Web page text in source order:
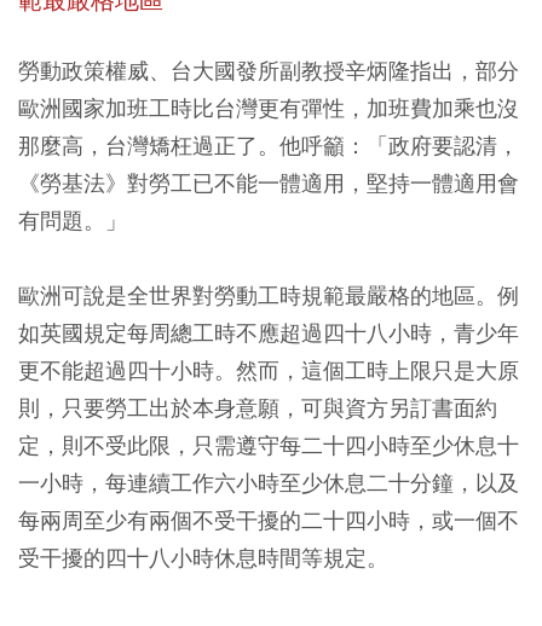
勞動政策權威、台大國發所副教授辛炳隆指出，部分
歐洲國家加班工時比台灣更有彈性，加班費加乘也沒
那麼高，台灣矯枉過正了。他呼籲：「政府要認清，
《勞基法》對勞工已不能一體適用，堅持一體適用會
有問題。」
歐洲可說是全世界對勞動工時規範最嚴格的地區。例
如英國規定每周總工時不應超過四十八小時，青少年
更不能超過四十小時。然而，這個工時上限只是大原
則，只要勞工出於本身意願，可與資方另訂書面約
定，則不受此限，只需遵守每二十四小時至少休息十
一小時，每連續工作六小時至少休息二十分鐘，以及
每兩周至少有兩個不受干擾的二十四小時，或一個不
受干擾的四十八小時休息時間等規定。